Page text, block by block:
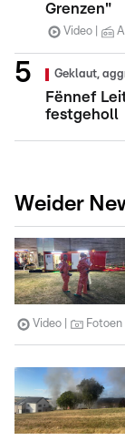
Grenzen"
Video
Geklaut,
Fënnef
festgeholl
Weider
Video Fotoen